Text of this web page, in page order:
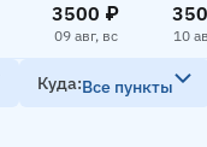
3500 ₽
09 авг, вс 10
Куда Все пункты